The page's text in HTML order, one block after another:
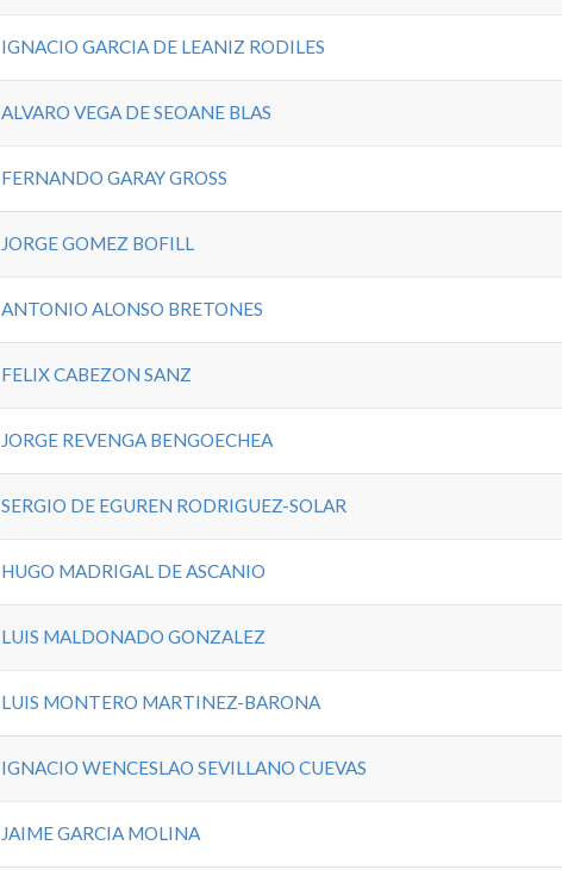
IGNACIO GARCIA DE LEANIZ RODILES
ALVARO VEGA DE SEOANE BLAS
FERNANDO GARAY GROSS
JORGE GOMEZ BOFILL
ANTONIO ALONSO BRETONES
FELIX CABEZON SANZ
JORGE REVENGA BENGOECHEA
SERGIO DE EGUREN RODRIGUEZ-SOLAR
HUGO MADRIGAL DE ASCANIO
LUIS MALDONADO GONZALEZ
LUIS MONTERO MARTINEZ-BARONA
IGNACIO WENCESLAO SEVILLANO CUEVAS
JAIME GARCIA MOLINA